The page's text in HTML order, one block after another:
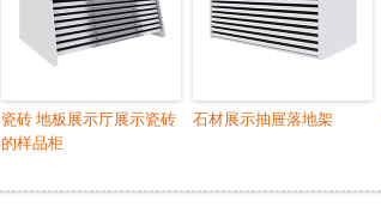
瓷砖 地板展示厅展示瓷砖
的样品柜
石材展示抽屉落地架